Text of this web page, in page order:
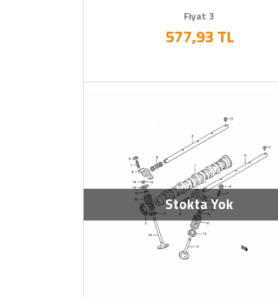
Fiyat 3
577,93 TL
Stokta Yok